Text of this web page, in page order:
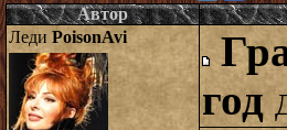
Автор
Леди PoisonAvi
год